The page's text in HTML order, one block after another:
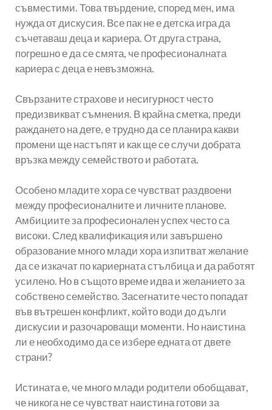
съвместими. Това твърдение, според мен, има
нужда от дискусия. Все пак не е детска игра да
съчетаваш деца и кариера. От друга страна,
погрешно е да се смята, че професионалната
кариера с деца е невъзможна.
Свързаните страхове и несигурност често
предизвикват съмнения. В крайна сметка, преди
раждането на дете, е трудно да се планира какви
промени ще настъпят и как ще се случи добрата
връзка между семейството и работата.
Особено младите хора се чувстват раздвоени
между професионалните и личните планове.
Амбициите за професионален успех често са
високи. След квалификация или завършено
образование много млади хора изпитват желание
да се изкачат по кариерната стълбица и да работят
усилено. Но в същото време идва и желанието за
собствено семейство. Засегнатите често попадат
във вътрешен конфликт, който води до дълги
дискусии и разочароващи моменти. Но наистина
ли е необходимо да се избере едната от двете
страни?
Истината е, че много млади родители обобщават,
че никога не се чувстват наистина готови за